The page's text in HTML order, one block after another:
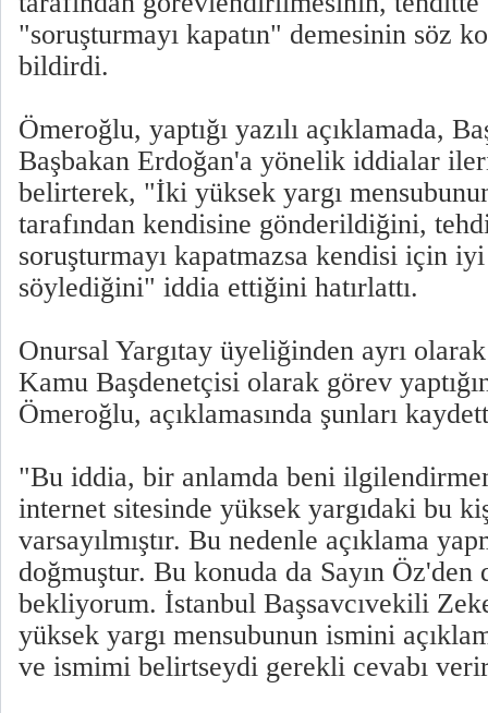
"soruşturmayı kapatın" demesinin söz
bildirdi.
Ömeroğlu, yaptığı yazılı açıklamada,
Başbakan Erdoğan'a yönelik iddialar
belirterek, "İki yüksek yargı
tarafından kendisine gönderildiğini,
soruşturmayı kapatmazsa kendisi için iyi
söylediğini" iddia ettiğini hatırlattı.
Onursal Yargıtay üyeliğinden ayrı
Kamu Başdenetçisi olarak görev
Ömeroğlu, açıklamasında şunları
"Bu iddia, bir anlamda beni
internet sitesinde yüksek yargıdaki bu
varsayılmıştır. Bu nedenle açıklama
doğmuştur. Bu konuda da Sayın Öz'den
bekliyorum. İstanbul Başsavcıvekili
yüksek yargı mensubunun ismini
ve ismimi belirtseydi gerekli cevabı